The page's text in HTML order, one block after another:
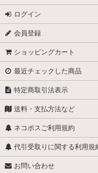
ログイン
会員登録
ショッピングカート
最近チェックした商品
特定商取引法表示
送料・支払方法など
ネコポスご利用規約
代引受取りに関する利用規
お問い合わせ